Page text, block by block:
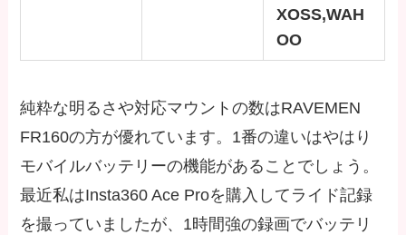
XOSS,WAH
OO
純粋な明るさや対応マウントの数はRAVEMEN
FR160の方が優れています。1番の違いはやはり
モバイルバッテリーの機能があることでしょう。
最近私はInsta360 Ace Proを購入してライド記録
を撮っていましたが、1時間強の録画でバッテリ